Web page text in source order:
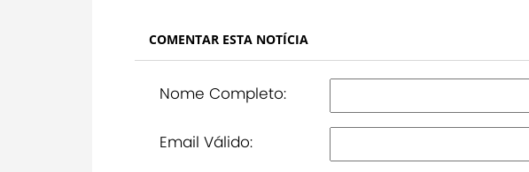
COMENTAR ESTA NOTÍCIA
Nome Completo:
Email Válido: